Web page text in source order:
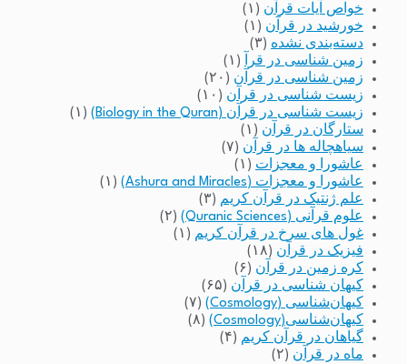
خواص آیات قرآن (۱)
خورشید در قرآن (۱)
دسته‌بندی نشده (۳)
زمین شناسی در قرآ
(۱)
زمین شناسی در قرآن (۲۰)
زیست شناسی در قرآن (۱۰)
زیست شناسی در قرآن (Biology in the Quran)
(۱)
ستارگان در قرآن (۱)
سیاهچاله ها در قرآن (۷)
عاشورا و معجزات (۱)
عاشورا و معجزات (Ashura and Miracles)
(۱)
علم ژنتیک در قرآن کریم (۳)
علوم قرآنی (Quranic Sciences)
(۲)
غول های سرخ در قرآن کریم (۱)
فیزیک در قرآن (۱۸)
کره زمین در قرآن (۶)
کیهان شناسی در قرآن (۶۵)
کیهان‌شناسی (Cosmology)
(۷)
کیهان‌شناسی(Cosmology)
(۸)
گیاهان در قرآن کریم (۴)
ماه در قرآن (۲)